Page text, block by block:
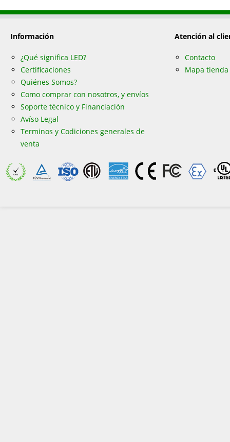
Información
¿Qué significa LED?
Certificaciones
Quiénes Somos?
Como comprar con nosotros, y envíos
Soporte técnico y Financiación
Avíso Legal
Terminos y Codiciones generales de
venta
Atención al
Contacto
Mapa tienda